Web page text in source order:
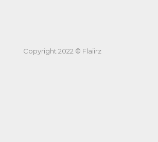
Copyright 2022 © Flaiirz